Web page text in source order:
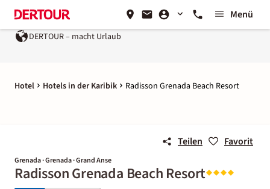
Menü
DERTOUR – macht Urlaub
Hotel Hotels in der Karibik Radisson Grenada Beach Resort
Teilen Favorit
Grenada · Grenada · Grand Anse
Radisson Grenada Beach Resort